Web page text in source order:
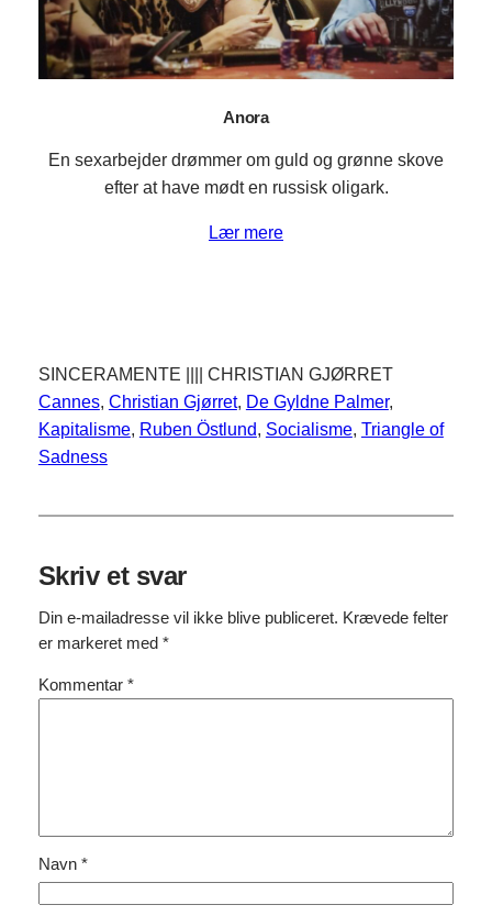
Anora
En sexarbejder drømmer om guld og grønne skove
efter at have mødt en russisk oligark.
Lær mere
SINCERAMENTE |||| CHRISTIAN GJØRRET
Cannes, Christian Gjørret, De Gyldne Palmer
Kapitalisme, Ruben Östlund, Socialisme, Triangle of
Sadness
Skriv et svar
Din e-mailadresse vil ikke blive publiceret. Krævede felter
er markeret med *
Kommentar *
Navn *